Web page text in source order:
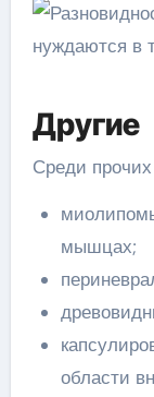
Другие
Среди
мышцах;
области